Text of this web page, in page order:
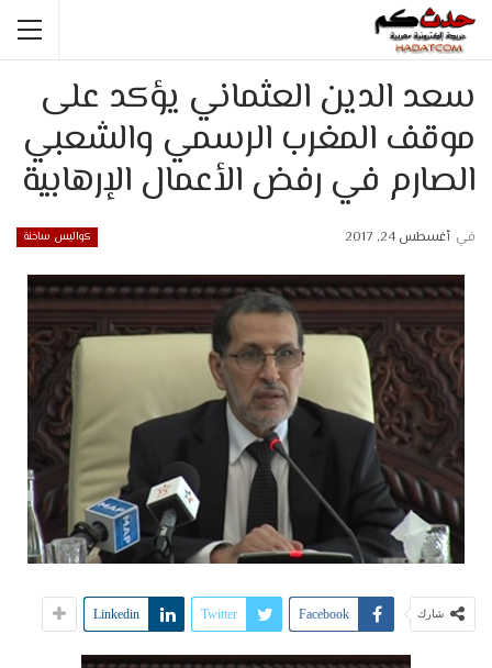
سعد الدين العثماني يؤكد على
موقف المغرب الرسمي والشعبي
الصارم في رفض الأعمال الإرهابية
كواليس ساخنة في أغسطس 24, 2017
شارك Facebook
Twitter
Linkedin